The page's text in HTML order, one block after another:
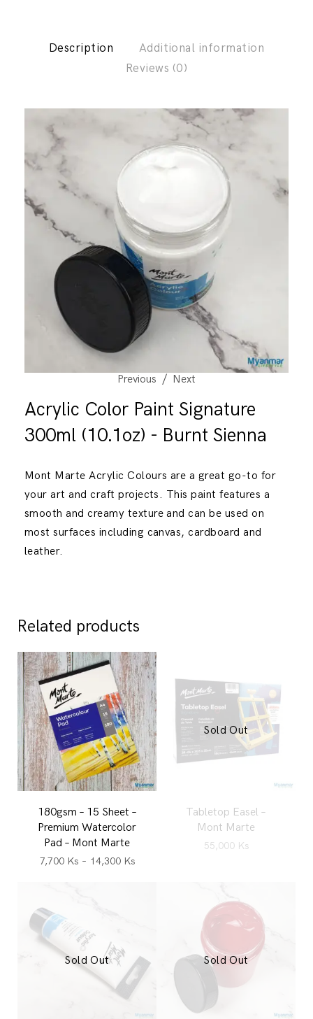
Description
Additional information
Reviews (0)
Previous Next
Acrylic Color Paint Signature
300ml (10.1oz) - Burnt Sienna
Mont Marte Acrylic Colours are a great go-to for
your art and craft projects. This paint features a
smooth and creamy texture and can be used on
most surfaces including canvas, cardboard and
leather.
Related products
180gsm – 15 Sheet –
Premium Watercolor
Pad – Mont Marte
7,700 Ks – 14,300 Ks
Tabletop Easel –
Mont Marte
55,000 Ks
Sold Out
Sold Out Sold Out